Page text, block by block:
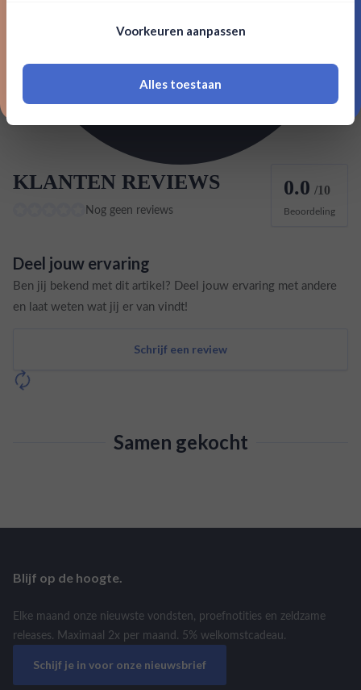
18 jaar of ouder zijn
Italië
EAN 8000400203799
KLANTEN REVIEWS
Nog geen reviews
0.0 /10
Beoordeling
Deel jouw ervaring
Ben jij bekend met dit artikel? Deel jouw ervaring met andere
en laat weten wat jij er van vindt!
Schrijf een review
Samen gekocht
Blijf op de hoogte.
Elke maand onze nieuwste vondsten, proefnotities en zeldzame
releases. Maximaal 2x per maand. 5% welkomstcadeau.
Schijf je in voor onze nieuwsbrief
Voorkeuren aanpassen
Alles toestaan